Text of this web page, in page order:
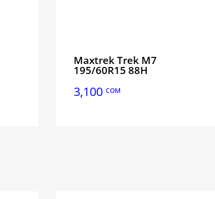
Maxtrek Trek M7
195/60R15 88H
3,100 сом